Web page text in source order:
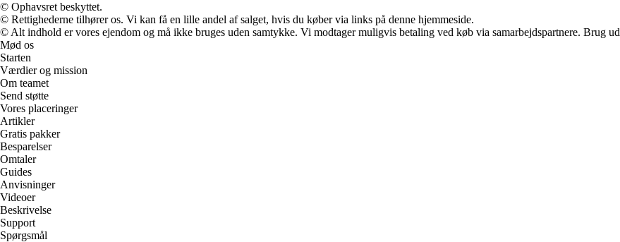
© Ophavsret beskyttet.
© Rettighederne tilhører os. Vi kan få en lille andel af salget, hvis du køber via links på denne hjemmeside.
© Alt indhold er vores ejendom og må ikke bruges uden samtykke. Vi modtager muligvis betaling ved køb via samarbejdspartnere. Brug
Mød os
Starten
Værdier og mission
Om teamet
Send støtte
Vores placeringer
Artikler
Gratis pakker
Besparelser
Omtaler
Guides
Anvisninger
Videoer
Beskrivelse
Support
Spørgsmål